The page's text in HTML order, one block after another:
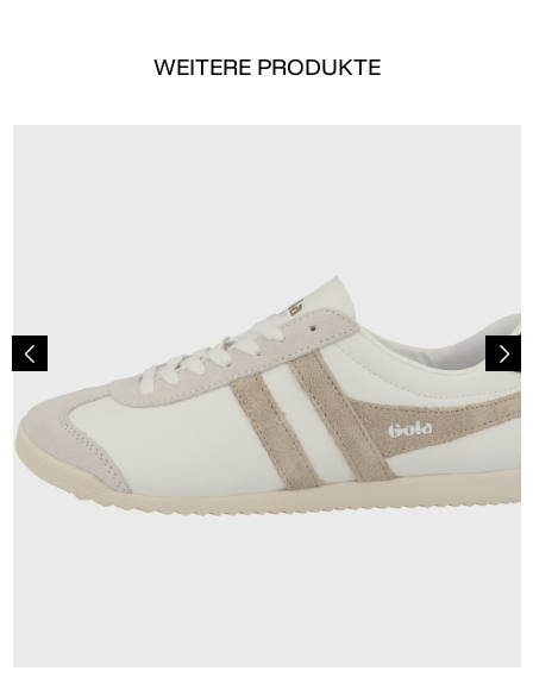
WEITERE PRODUKTE